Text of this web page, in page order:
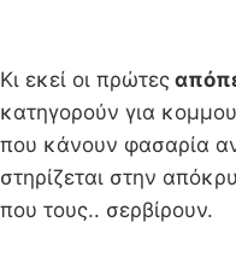
Κι εκεί οι πρώτες
κατηγορούν για
που κάνουν φασαρία
στηρίζεται στην
που τους.. σερβίρουν.